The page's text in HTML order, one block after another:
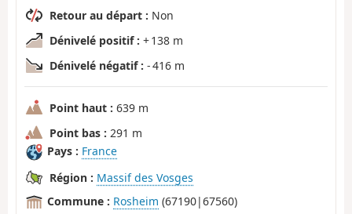
Retour au départ : Non
Dénivelé positif : + 138 m
Dénivelé négatif : - 416 m
Point haut : 639 m
Point bas : 291 m
Pays : France
Région : Massif des Vosges
Commune : Rosheim (67190|67560)